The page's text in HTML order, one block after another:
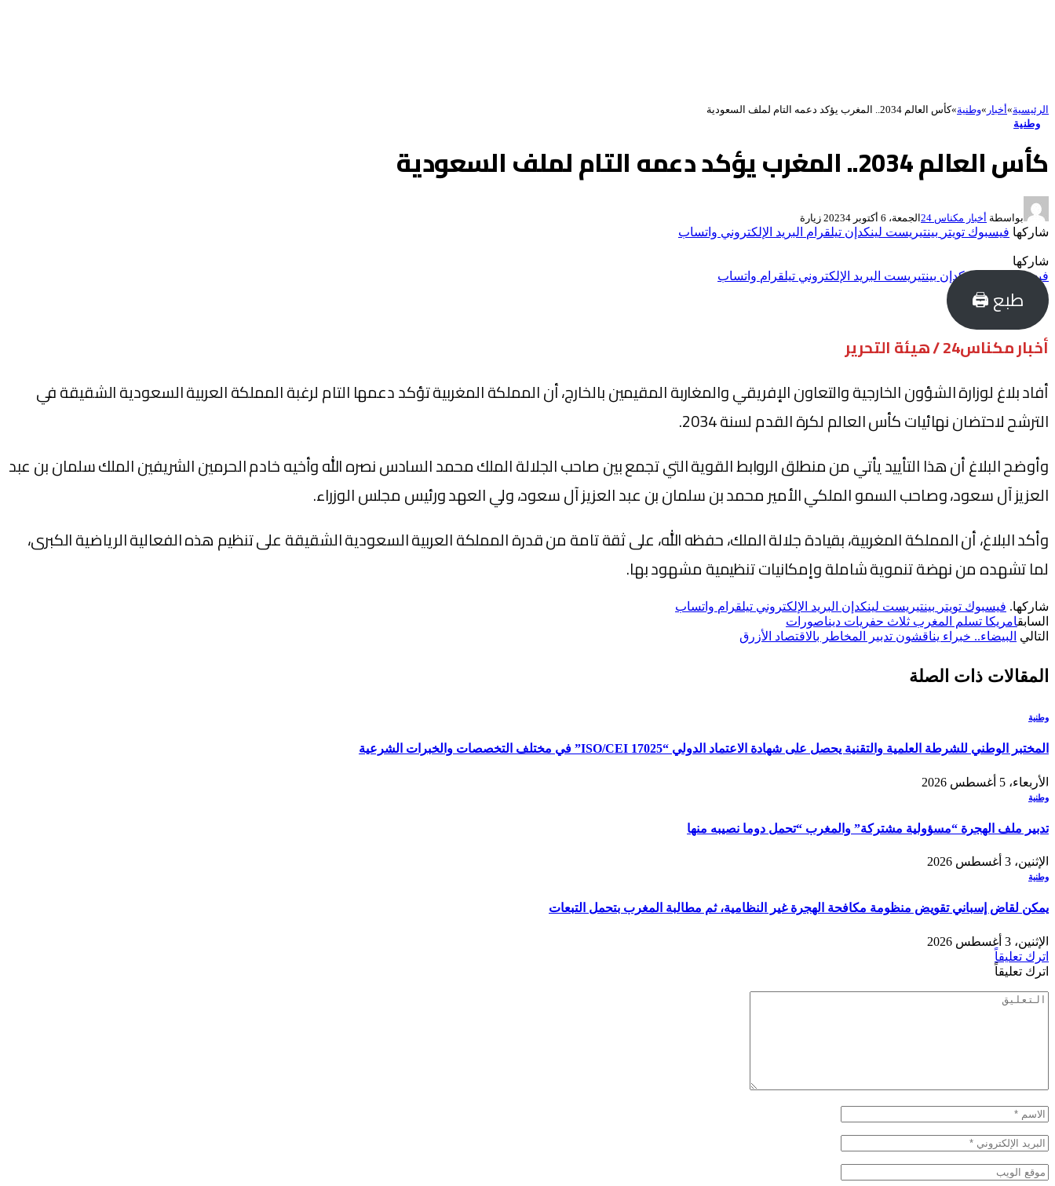
الرئيسية»أخبار »وطنية»كأس العالم 2034.. المغرب يؤكد دعمه التام لملف السعودية
وطنية
كأس العالم 2034.. المغرب يؤكد دعمه التام لملف السعودية
بواسطة أخبار مكناس 24 الجمعة، 6 أكتوبر 2023 4 زيارة
شاركها فيسبوك تويتر بينتيريست لينكدإن تيلقرام البريد الإلكتروني واتساب
شاركها
فيسبوك
لينكدإن بينتيريست البريد الإلكتروني تيلقرام واتساب
طبع 🖨
أخبار مكناس24 / هيئة التحرير
أفاد بلاغ لوزارة الشؤون الخارجية والتعاون الإفريقي والمغاربة المقيمين بالخارج، أن المملكة المغربية تؤكد دعمها التام لرغبة المملكة العربية السعودية الشقيقة في
الترشح لاحتضان نهائيات كأس العالم لكرة القدم لسنة 2034.
وأوضح البلاغ أن هذا التأييد يأتي من منطلق الروابط القوية التي تجمع بين صاحب الجلالة الملك محمد السادس نصره الله وأخيه خادم الحرمين الشريفين الملك سلمان بن عبد
العزيز آل سعود، وصاحب السمو الملكي الأمير محمد بن سلمان بن عبد العزيز آل سعود، ولي العهد ورئيس مجلس الوزراء.
وأكد البلاغ، أن المملكة المغربية، بقيادة جلالة الملك، حفظه الله، على ثقة تامة من قدرة المملكة العربية السعودية الشقيقة على تنظيم هذه الفعالية الرياضية الكبرى،
لما تشهده من نهضة تنموية شاملة وإمكانيات تنظيمية مشهود بها.
شاركها. فيسبوك تويتر بينتيريست لينكدإن البريد الإلكتروني تيلقرام واتساب
السابقامريكا تسلم المغرب ثلاث حفريات ديناصورات
التالي البيضاء.. خبراء يناقشون تدبير المخاطر بالاقتصاد الأزرق
المقالات ذات الصلة
وطنية
المختبر الوطني للشرطة العلمية والتقنية يحصل على شهادة الاعتماد الدولي “ISO/CEI 17025” في مختلف التخصصات والخبرات الشرعية
الأربعاء، 5 أغسطس 2026
وطنية
تدبير ملف الهجرة “مسؤولية مشتركة” والمغرب “تحمل دوما نصيبه منها
الإثنين، 3 أغسطس 2026
وطنية
يمكن لقاض إسباني تقويض منظومة مكافحة الهجرة غير النظامية، ثم مطالبة المغرب بتحمل التبعات
الإثنين، 3 أغسطس 2026
اترك تعليقاً
اترك تعليقاً